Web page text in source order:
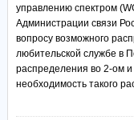
управлению спектром
Администрации связи
вопросу возможного
любительской службе в
распределения во 2-ом
необходимость такого